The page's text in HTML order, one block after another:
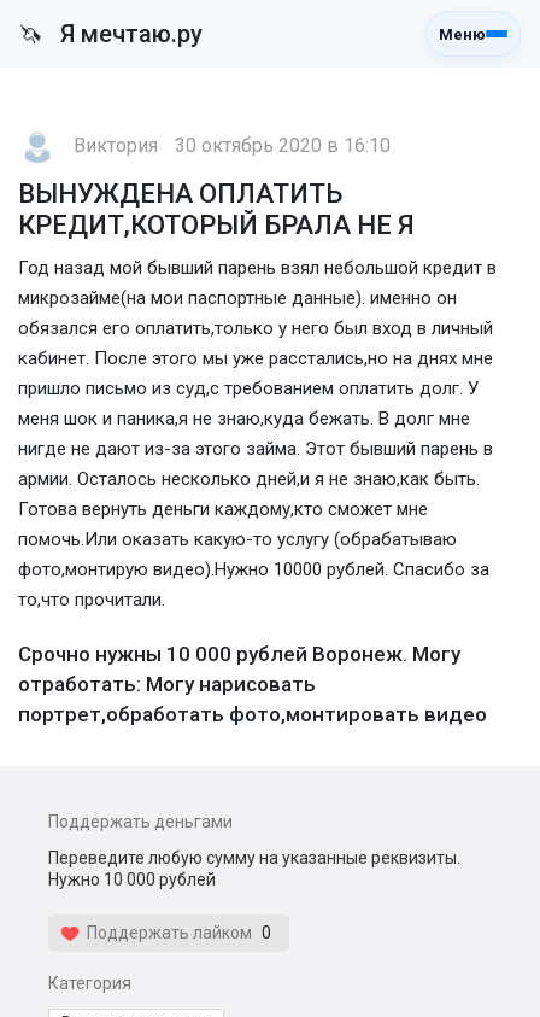
🦄 Я мечтаю.ру Меню
Виктория 30 октябрь 2020 в 16:10
ВЫНУЖДЕНА ОПЛАТИТЬ
КРЕДИТ,КОТОРЫЙ БРАЛА НЕ Я
Год назад мой бывший парень взял небольшой кредит в
микрозайме(на мои паспортные данные). именно он
обязался его оплатить,только у него был вход в личный
кабинет. После этого мы уже расстались,но на днях мне
пришло письмо из суд,с требованием оплатить долг. У
меня шок и паника,я не знаю,куда бежать. В долг мне
нигде не дают из-за этого займа. Этот бывший парень в
армии. Осталось несколько дней,и я не знаю,как быть.
Готова вернуть деньги каждому,кто сможет мне
помочь.Или оказать какую-то услугу (обрабатываю
фото,монтирую видео).Нужно 10000 рублей. Спасибо за
то,что прочитали.
Срочно нужны 10 000 рублей Воронеж. Могу
отработать: Могу нарисовать
портрет,обработать фото,монтировать видео
Поддержать деньгами
Переведите любую сумму на указанные реквизиты.
Нужно 10 000 рублей
Поддержать лайком 0
Категория